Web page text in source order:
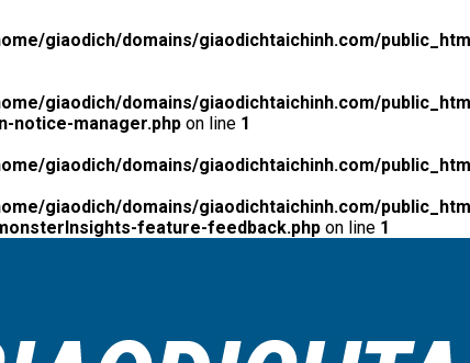
giaodich/domains/giaodichtaichinh.com/
giaodich/domains/giaodichtaichinh.com/
notice-manager.php on line 1
giaodich/domains/giaodichtaichinh.com/
giaodich/domains/giaodichtaichinh.com/
feature-feedback.php on line 1